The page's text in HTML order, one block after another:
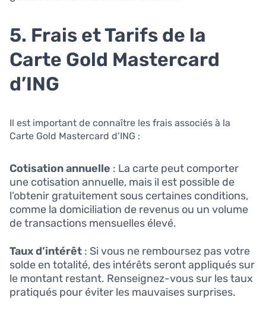
5. Frais et Tarifs de la
Carte Gold Mastercard
d’ING
Il est important de connaître les frais associés à la
Carte Gold Mastercard d’ING :
Cotisation annuelle : La carte peut comporter
une cotisation annuelle, mais il est possible de
l’obtenir gratuitement sous certaines conditions,
comme la domiciliation de revenus ou un volume
de transactions mensuelles élevé.
Taux d’intérêt : Si vous ne remboursez pas votre
solde en totalité, des intérêts seront appliqués sur
le montant restant. Renseignez-vous sur les taux
pratiqués pour éviter les mauvaises surprises.